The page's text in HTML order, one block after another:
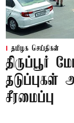
தமிழக செய்திகள்
திருப்பூர்
தடுப்புகள்
சீரமைப்பு